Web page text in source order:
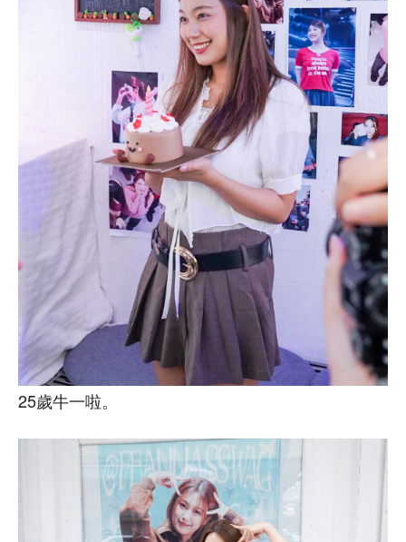
25歲牛一啦。